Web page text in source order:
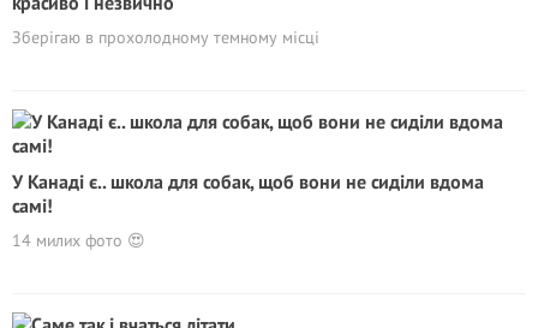
Зберігаю в прохолодному темному місці
У Канаді є.. школа для собак, щоб вони не сиділи вдома
самі!
14 милих фото 😍